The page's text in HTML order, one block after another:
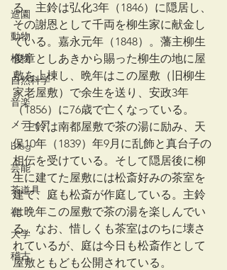
造園
動物
植物
自然科学
音楽
メディア
blog
芸能
茶道具
禅
大学
稽古
る。主鈴は弘化3年（1846）に隠居し、
その謝恩として千両を柳生家に献金し
ている。嘉永元年（1848）。藩主柳生
俊章としあきから賜った柳生の地に屋
敷を上棟し、晩年はこの屋敷（旧柳生
家老屋敷）で余生を送り、安政3年
（1856）に76歳で亡くなっている。
主鈴は南都屋敷で茶の湯に励み、天
保10年（1839）年9月に乱飾と真台子の
相伝を受けている。そして隠居後に柳
生に建てた屋敷には松斎好みの茶室を
建て、庭も松斎が作庭している。主鈴
は晩年この屋敷で茶の湯を楽しんでい
る。なお、惜しくも茶室はのちに壊さ
れているが、庭は今日も松斎作として
屋敷ともども公開されている。